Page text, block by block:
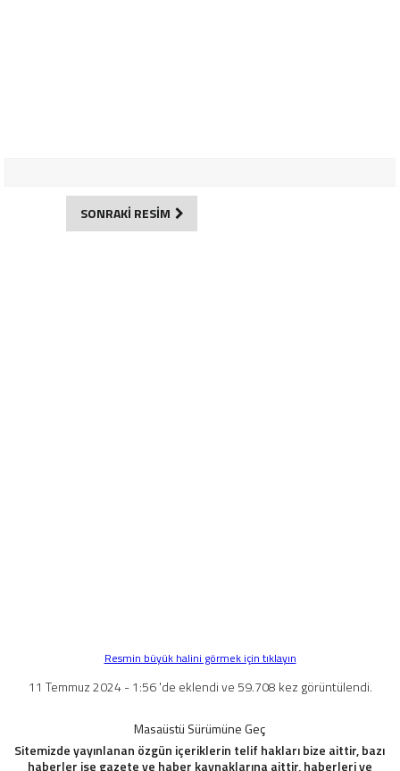
SONRAKİ RESİM
Resmin büyük halini görmek için tıklayın
11 Temmuz 2024 - 1:56 'de eklendi ve 59.708 kez görüntülendi.
Masaüstü Sürümüne Geç
Sitemizde yayınlanan özgün içeriklerin telif hakları bize aittir, bazı
haberler ise gazete ve haber kaynaklarına aittir, haberleri ve